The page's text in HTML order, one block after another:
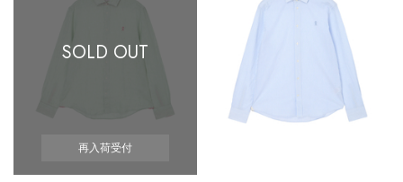
SOLD OUT
再入荷受付